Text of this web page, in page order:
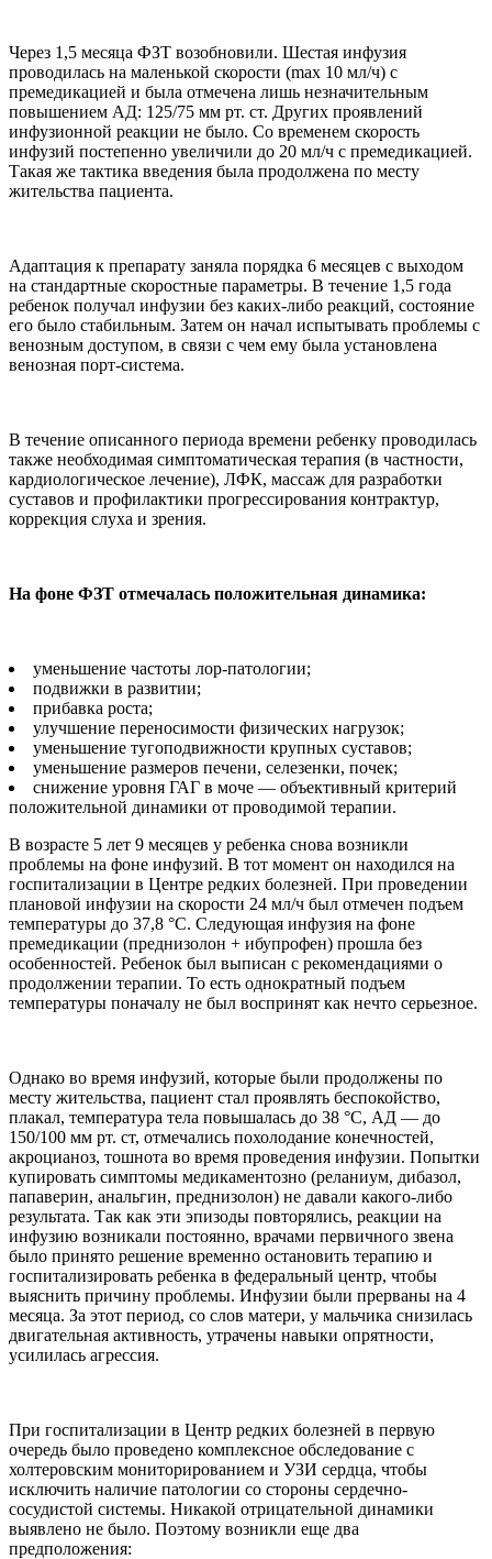
Через 1,5 месяца ФЗТ возобновили. Шестая инфузия
проводилась на маленькой скорости (max 10 мл/ч) с
премедикацией и была отмечена лишь незначительным
повышением АД: 125/75 мм рт. ст. Других проявлений
инфузионной реакции не было. Со временем скорость
инфузий постепенно увеличили до 20 мл/ч с премедикацией.
Такая же тактика введения была продолжена по месту
жительства пациента.
Адаптация к препарату заняла порядка 6 месяцев с выходом
на стандартные скоростные параметры. В течение 1,5 года
ребенок получал инфузии без каких-либо реакций, состояние
его было стабильным. Затем он начал испытывать проблемы с
венозным доступом, в связи с чем ему была установлена
венозная порт-система.
В течение описанного периода времени ребенку проводилась
также необходимая симптоматическая терапия (в частности,
кардиологическое лечение), ЛФК, массаж для разработки
суставов и профилактики прогрессирования контрактур,
коррекция слуха и зрения.
На фоне ФЗТ отмечалась положительная динамика:
уменьшение частоты лор-патологии;
подвижки в развитии;
прибавка роста;
улучшение переносимости физических нагрузок;
уменьшение тугоподвижности крупных суставов;
уменьшение размеров печени, селезенки, почек;
снижение уровня ГАГ в моче — объективный критерий
положительной динамики от проводимой терапии.
В возрасте 5 лет 9 месяцев у ребенка снова возникли
проблемы на фоне инфузий. В тот момент он находился на
госпитализации в Центре редких болезней. При проведении
плановой инфузии на скорости 24 мл/ч был отмечен подъем
температуры до 37,8 °С. Следующая инфузия на фоне
премедикации (преднизолон + ибупрофен) прошла без
особенностей. Ребенок был выписан с рекомендациями о
продолжении терапии. То есть однократный подъем
температуры поначалу не был воспринят как нечто серьезное.
Однако во время инфузий, которые были продолжены по
месту жительства, пациент стал проявлять беспокойство,
плакал, температура тела повышалась до 38 °С, АД — до
150/100 мм рт. ст, отмечались похолодание конечностей,
акроцианоз, тошнота во время проведения инфузии. Попытки
купировать симптомы медикаментозно (реланиум, дибазол,
папаверин, анальгин, преднизолон) не давали какого-либо
результата. Так как эти эпизоды повторялись, реакции на
инфузию возникали постоянно, врачами первичного звена
было принято решение временно остановить терапию и
госпитализировать ребенка в федеральный центр, чтобы
выяснить причину проблемы. Инфузии были прерваны на 4
месяца. За этот период, со слов матери, у мальчика снизилась
двигательная активность, утрачены навыки опрятности,
усилилась агрессия.
При госпитализации в Центр редких болезней в первую
очередь было проведено комплексное обследование с
холтеровским мониторированием и УЗИ сердца, чтобы
исключить наличие патологии со стороны сердечно-
сосудистой системы. Никакой отрицательной динамики
выявлено не было. Поэтому возникли еще два
предположения: